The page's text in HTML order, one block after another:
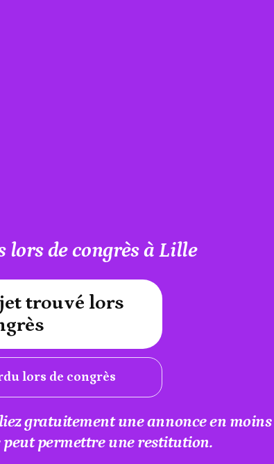
lors de congrès à Lille
trouvé lors
lors de congrès
#A12AEB
gratuitement une annonce en moins
permettre une restitution.